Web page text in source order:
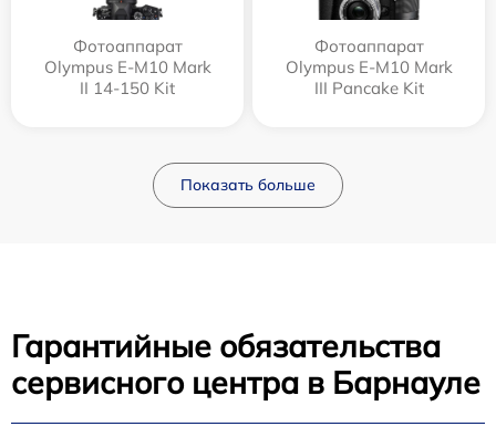
Фотоаппарат
Olympus E‑M10 Mark
II 14-150 Kit
Фотоаппарат
Olympus E-M10 Mark
III Pancake Kit
Показать больше
Гарантийные обязательства
сервисного центра в Барнауле